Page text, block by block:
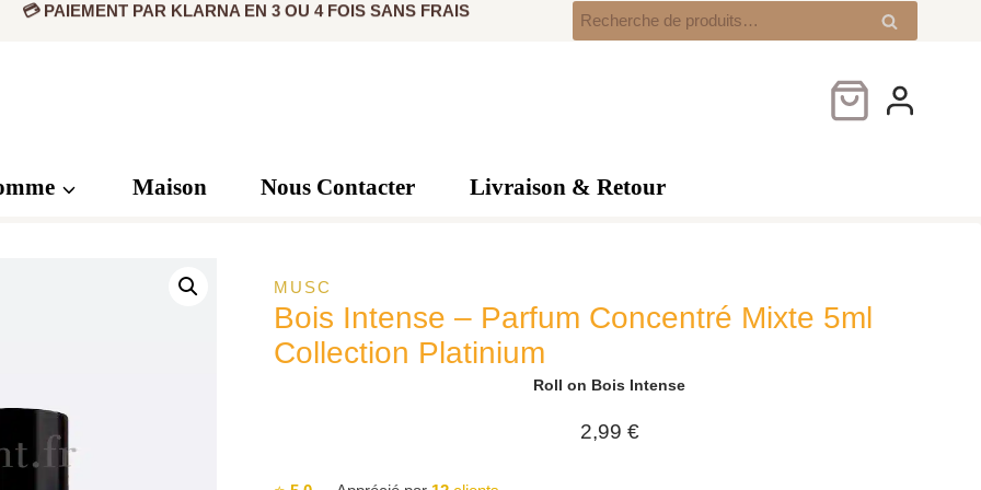
Recherche
pour :
Recherche
Maison Nous Contacter Livraison & Retour
MUSC
Bois Intense – Parfum Concentré Mixte 5ml
Collection Platinium
Roll on Bois Intense
2,99 €
Bois
Intense
Collection